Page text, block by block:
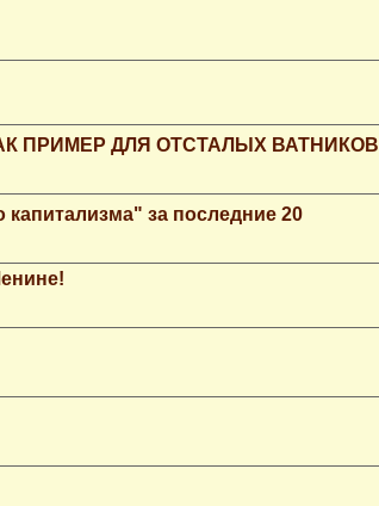
ПРИМЕР ДЛЯ ОТСТАЛЫХ ВАТНИКОВ
за последние 20